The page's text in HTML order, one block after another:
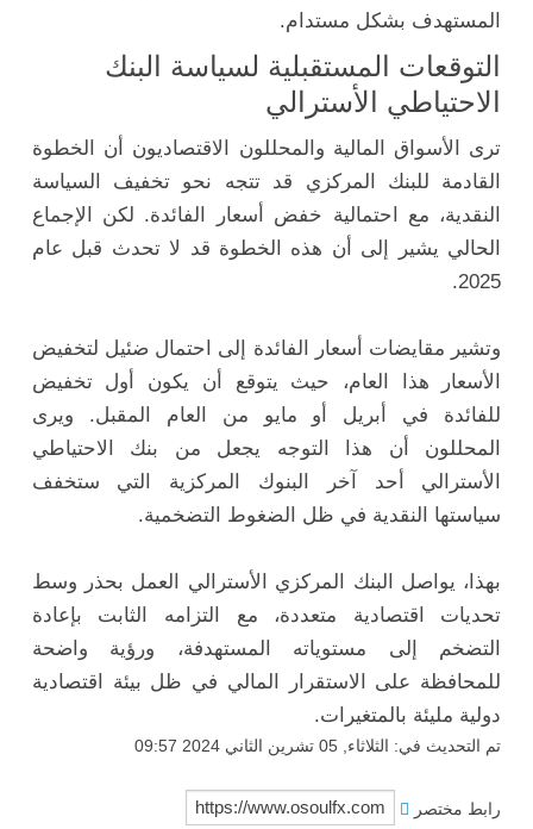
المستهدف بشكل مستدام.
التوقعات المستقبلية لسياسة البنك
الاحتياطي الأسترالي
ترى الأسواق المالية والمحللون الاقتصاديون أن الخطوة
القادمة للبنك المركزي قد تتجه نحو تخفيف السياسة
النقدية، مع احتمالية خفض أسعار الفائدة. لكن الإجماع
الحالي يشير إلى أن هذه الخطوة قد لا تحدث قبل عام
2025.
وتشير مقايضات أسعار الفائدة إلى احتمال ضئيل لتخفيض
الأسعار هذا العام، حيث يتوقع أن يكون أول تخفيض
للفائدة في أبريل أو مايو من العام المقبل. ويرى
المحللون أن هذا التوجه يجعل من بنك الاحتياطي
الأسترالي أحد آخر البنوك المركزية التي ستخفف
سياستها النقدية في ظل الضغوط التضخمية.
بهذا، يواصل البنك المركزي الأسترالي العمل بحذر وسط
تحديات اقتصادية متعددة، مع التزامه الثابت بإعادة
التضخم إلى مستوياته المستهدفة، ورؤية واضحة
للمحافظة على الاستقرار المالي في ظل بيئة اقتصادية
دولية مليئة بالمتغيرات.
تم التحديث في: الثلاثاء, 05 تشرين الثاني 2024 09:57
رابط مختصر